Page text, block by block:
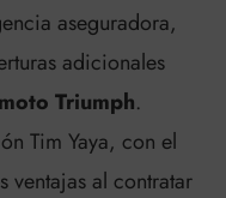
aseguradora,
adicionales
Triumph.
Tim Yaya, con el
ventajas al contratar